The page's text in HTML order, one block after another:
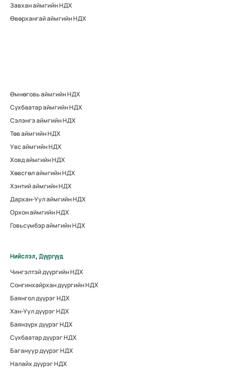
Завхан аймгийн НДХ
Өвөрхангай аймгийн НДХ
Өмнөговь аймгийн НДХ
Сүхбаатар аймгийн НДХ
Сэлэнгэ аймгийн НДХ
Төв аймгийн НДХ
Увс аймгийн НДХ
Ховд аймгийн НДХ
Хөвсгөл аймгийн НДХ
Хэнтий аймгийн НДХ
Дархан-Уул аймгийн НДХ
Орхон аймгийн НДХ
Говьсүмбэр аймгийн НДХ
Нийслэл, Дүүргүүд
Чингэлтэй дүүргийн НДХ
Сонгинхайрхан дүүргийн НДХ
Баянгол дүүрэг НДХ
Хан-Уул дүүрэг НДХ
Баянзүрх дүүрэг НДХ
Сүхбаатар дүүрэг НДХ
Багануур дүүрэг НДХ
Налайх дүүрэг НДХ